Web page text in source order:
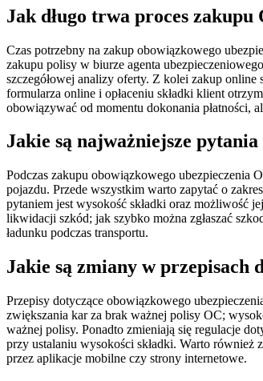
Jak długo trwa proces zakupu
Czas potrzebny na zakup obowiązkowego
zakupu polisy w biurze agenta
szczegółowej analizy oferty. Z kolei zakup
formularza online i opłaceniu składki klient
obowiązywać od momentu dokonania płatności,
Jakie są najważniejsze
Podczas zakupu obowiązkowego ubezpieczenia
pojazdu. Przede wszystkim warto zapytać o
pytaniem jest wysokość składki oraz możliwość
likwidacji szkód; jak szybko można zgłaszać
ładunku podczas transportu.
Jakie są zmiany w przepisach
Przepisy dotyczące obowiązkowego
zwiększania kar za brak ważnej polisy OC;
ważnej polisy. Ponadto zmieniają się regulacje
przy ustalaniu wysokości składki. Warto
przez aplikacje mobilne czy strony internetowe.